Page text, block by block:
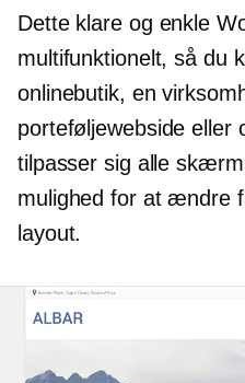
Dette klare og enkle
multifunktionelt, så du
onlinebutik, en
porteføljewebside eller
tilpasser sig alle
mulighed for at ændre
layout.